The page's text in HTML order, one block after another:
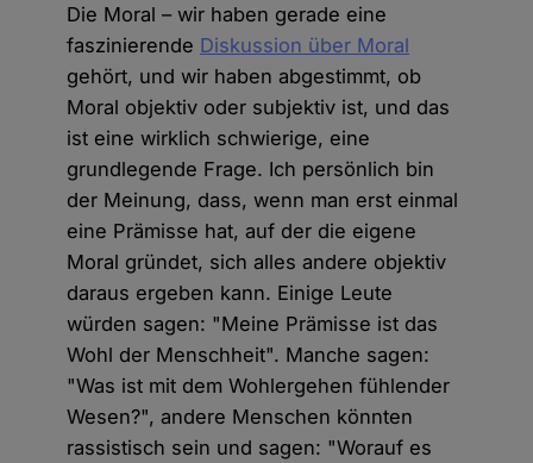
Die Moral – wir haben gerade eine
faszinierende Diskussion über Moral
gehört, und wir haben abgestimmt, ob
Moral objektiv oder subjektiv ist, und das
ist eine wirklich schwierige, eine
grundlegende Frage. Ich persönlich bin
der Meinung, dass, wenn man erst einmal
eine Prämisse hat, auf der die eigene
Moral gründet, sich alles andere objektiv
daraus ergeben kann. Einige Leute
würden sagen: "Meine Prämisse ist das
Wohl der Menschheit". Manche sagen:
"Was ist mit dem Wohlergehen fühlender
Wesen?", andere Menschen könnten
rassistisch sein und sagen: "Worauf es